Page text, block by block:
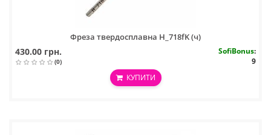
Фреза твердосплавна H_718fK (ч)
430.00 грн.
(0)
SofiBonus:
9
КУПИТИ